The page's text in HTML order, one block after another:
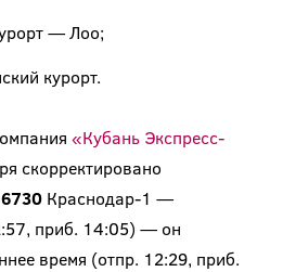
— Лоо;
курорт.
«Кубань Экспресс-
скорректировано
Краснодар-1 —
приб. 14:05) — он
время (отпр. 12:29, приб.